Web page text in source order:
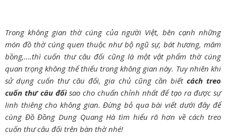
Trong không gian thờ cúng của người Việt, bên cạnh những
món đồ thờ cúng quen thuộc như bộ ngũ sự, bát hương, mâm
bồng,….thì cuốn thư câu đối cũng là một vật phẩm thờ cúng
quan trọng không thể thiếu trong không gian này. Tuy nhiên khi
sử dụng cuốn thư câu đối, gia chủ cũng cần biết cách treo
cuốn thư câu đốisao cho chuẩn chỉnh nhất để tạo ra được sự
linh thiêng cho không gian. Đừng bỏ qua bài viết dưới đây để
cùng Đồ Đồng Dung Quang Hà tìm hiểu rõ hơn về cách treo
cuốn thư câu đối trên bàn thờ nhé!